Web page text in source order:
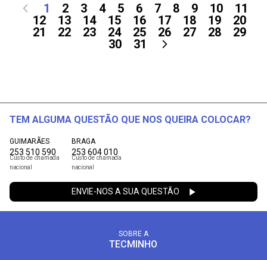
1 2 3 4 5 6 7 8 9 10
11
12
13 14 15 16 17 18 19
20
21
22 23 24 25 26 27 28
29
30
31
TEM ALGUMA QUESTÃO QUE NOS QUEIRA COLOCAR?
GUIMARÃES
253 510 590
Custo de chamada
nacional
BRAGA
253 604 010
Custo de chamada
nacional
ENVIE-NOS A SUA QUESTÃO
SOBRE A
TECMINHO